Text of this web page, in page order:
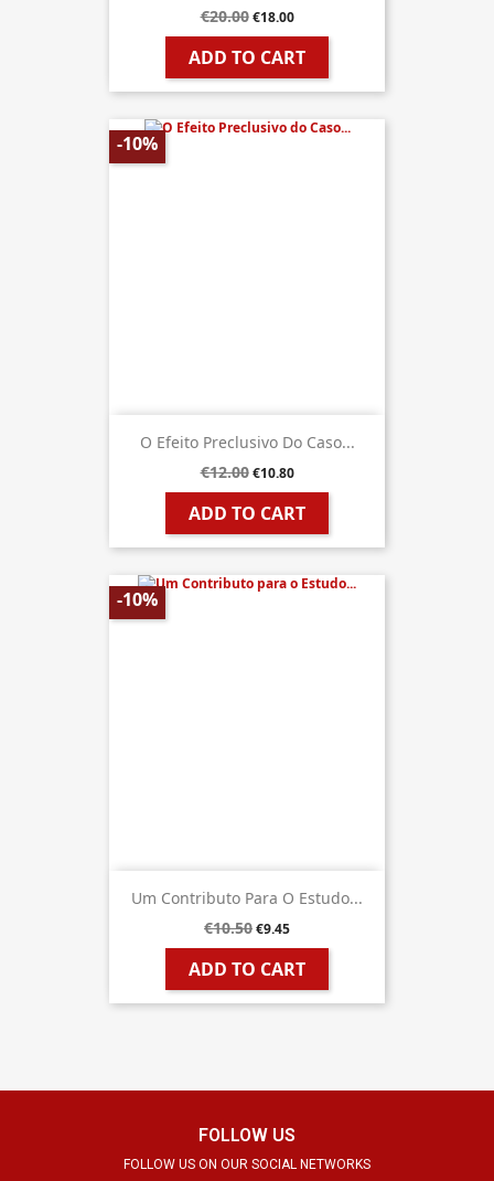
€20.00 €18.00
ADD TO CART
O Efeito Preclusivo Do Caso...
€12.00 €10.80
ADD TO CART
-10%
Um Contributo Para O Estudo...
€10.50€9.45
ADD TO CART
-10%
FOLLOW US
FOLLOW US ON OUR SOCIAL NETWORKS